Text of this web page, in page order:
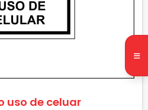
uso de celuar